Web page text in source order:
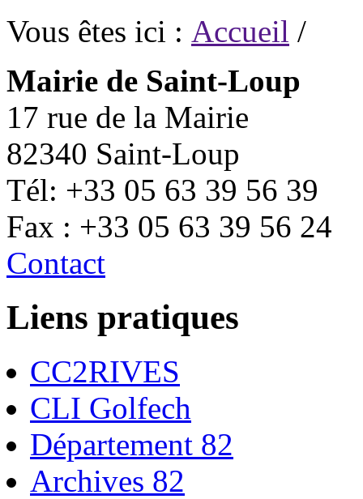
Vous êtes ici : Accueil /
Mairie de Saint-Loup
17 rue de la Mairie
82340 Saint-Loup
Tél: +33 05 63 39 56 39
Fax : +33 05 63 39 56 24
Contact
Liens pratiques
CC2RIVES
CLI Golfech
Département 82
Archives 82